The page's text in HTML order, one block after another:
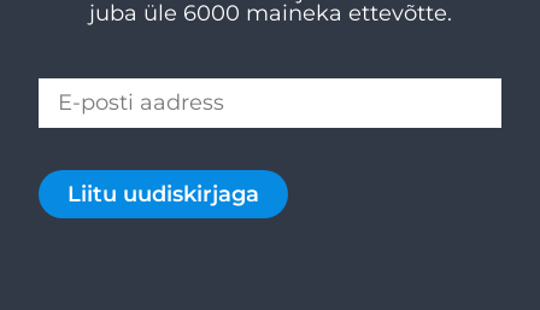
juba üle 6000 maineka ettevõtte.
Liitu uudiskirjaga